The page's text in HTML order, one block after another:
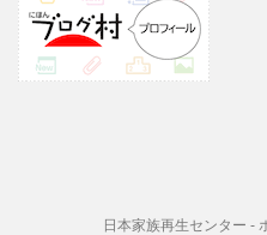
日本家族再生センター -